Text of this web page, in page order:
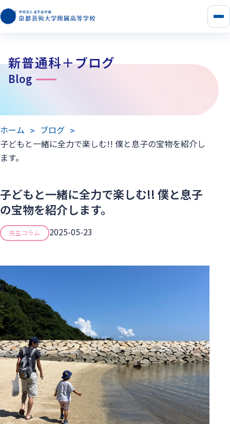
メ
ニ
く
新普通科＋ブログ
Blog
ホーム
ブログ
子どもと一緒に全力で楽しむ!! 僕と息子の宝物を紹介し
ます。
子どもと一緒に全力で楽しむ!! 僕と息子
の宝物を紹介します。
先生コラム 2025-05-23